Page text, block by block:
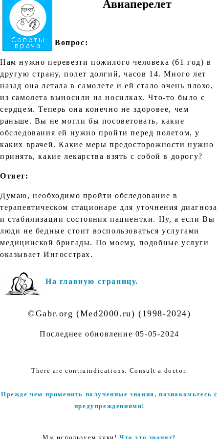
Авиаперелет
Вопрос:
Нам нужно перевезти пожилого человека (61 год) в
другую страну, полет долгий, часов 14. Много лет
назад она летала в самолете и ей стало очень плохо,
из самолета выносили на носилках. Что-то было с
сердцем. Теперь она конечно не здоровее, чем
раньше. Вы не могли бы посоветовать, какие
обследования ей нужно пройти перед полетом, у
каких врачей. Какие меры предосторожности нужно
принять, какие лекарства взять с собой в дорогу?
Ответ:
Думаю, необходимо пройти обследование в
терапевтическом стационаре для уточнения диагноза
и стабилизации состояния пациентки. Ну, а если Вы
люди не бедные стоит воспользоваться услугами
медицинской бригады. По моему, подобные услуги
оказывает Ингосстрах.
На главную страницу.
©Gabr.org (Med2000.ru) (1998-2024)
Последнее обновление 05-05-2024
There are contraindications. Consult a doctor.
Прежде чем применить полученные знания, познакомьтесь с
предупреждениями!
Мы используем куки! Что это значит?